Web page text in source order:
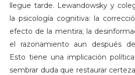
llegue tarde. Lewandowsky y
la psicología cognitiva: la
efecto de la mentira; la
el razonamiento aun después
Esto tiene una implicación
sembrar duda que restaurar